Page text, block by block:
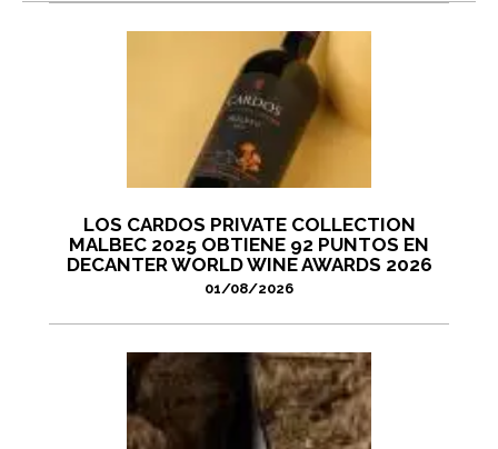
LOS CARDOS PRIVATE COLLECTION
MALBEC 2025 OBTIENE 92 PUNTOS EN
DECANTER WORLD WINE AWARDS 2026
01/08/2026